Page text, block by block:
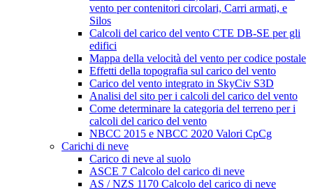
vento per contenitori circolari, Carri armati, e
Silos
Calcoli del carico del vento CTE DB-SE per gli
edifici
Mappa della velocità del vento per codice postale
Effetti della topografia sul carico del vento
Carico del vento integrato in SkyCiv S3D
Analisi del sito per i calcoli del carico del vento
Come determinare la categoria del terreno per i
calcoli del carico del vento
NBCC 2015 e NBCC 2020 Valori CpCg
Carichi di neve
Carico di neve al suolo
ASCE 7 Calcolo del carico di neve
AS / NZS 1170 Calcolo del carico di neve